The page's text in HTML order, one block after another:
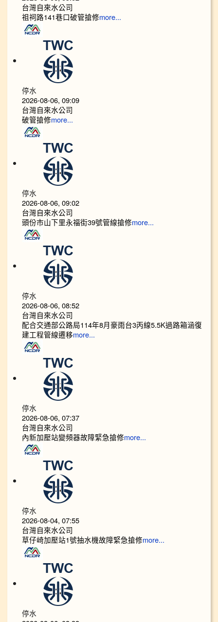
台灣自來水公司
祖祠路141巷口破管搶修more...
停水
2026-08-06, 09:09
台灣自來水公司
破管搶修more...
停水
2026-08-06, 09:02
台灣自來水公司
頭份市山下里永福街39號管線搶修more...
停水
2026-08-06, 08:52
台灣自來水公司
配合交通部公路局114年8月豪雨台3丙線5.5K過路箱涵復
建工程管線遷移more...
停水
2026-08-06, 07:37
台灣自來水公司
內新加壓站變頻器故障緊急搶修more...
停水
2026-08-04, 07:55
台灣自來水公司
草仔崎加壓站1號抽水機故障緊急搶修more...
停水